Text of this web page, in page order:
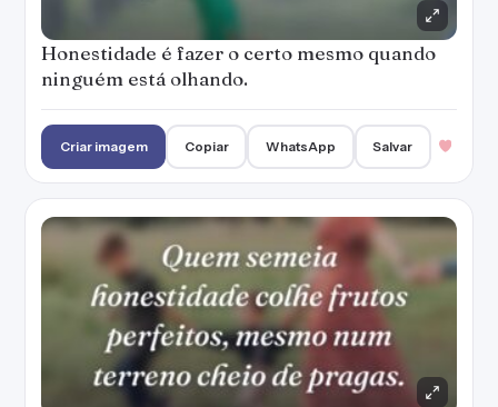
Honestidade é fazer o certo mesmo quando
ninguém está olhando.
Criar imagem Copiar WhatsApp Salvar